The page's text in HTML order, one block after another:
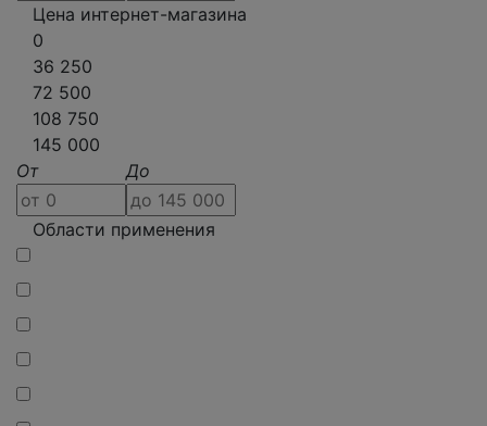
Цена интернет-магазина
0
36 250
72 500
108 750
145 000
От
До
Области применения